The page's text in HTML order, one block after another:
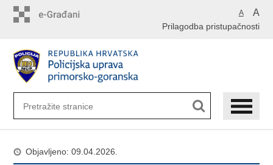
A A
Prilagodba pristupačnosti
Objavljeno: 09.04.2026.